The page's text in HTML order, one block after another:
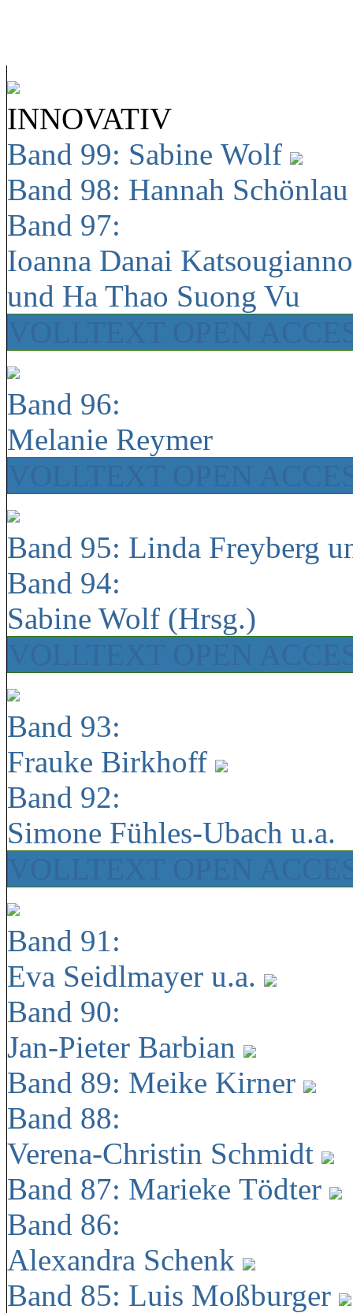
INNOVATIV
Band 99: Sabine Wolf
Band 98: Hannah
Band 97:
Ioanna Danai
und Ha Thao Suong Vu
Band 96:
Melanie Reymer
Band 95: Linda Freyberg
Band 94:
Sabine Wolf (Hrsg.)
Band 93:
Frauke Birkhoff
Band 92:
Simone Fühles-Ubach u.a.
Band 91:
Eva Seidlmayer u.a.
Band 90:
Jan-Pieter Barbian
Band 89: Meike Kirner
Band 88:
Verena-Christin Schmidt
Band 87: Marieke Tödter
Band 86:
Alexandra Schenk
Band 85: Luis Moßburger